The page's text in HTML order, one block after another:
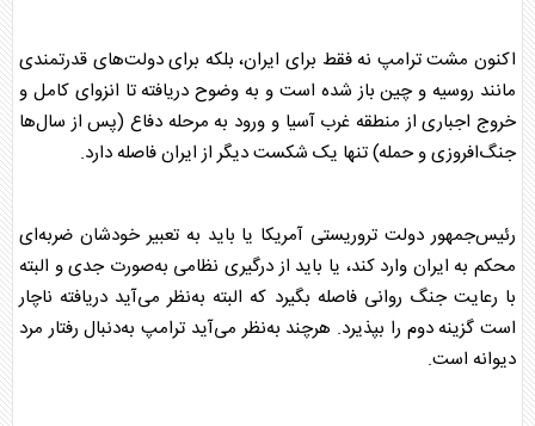
اکنون مشت ترامپ نه فقط برای ایران، بلکه برای دولت‌های قدرتمندی
مانند روسیه و چین باز شده است و به وضوح دریافته تا انزوای کامل و
خروج اجباری از منطقه غرب آسیا و ورود به مرحله دفاع (پس از سال‌ها
جنگ‌افروزی و حمله) تنها یک شکست دیگر از ایران فاصله دارد.
رئیس‌جمهور دولت تروریستی آمریکا یا باید به تعبیر خودشان ضربه‌ای
محکم به ایران وارد کند، یا باید از درگیری نظامی به‌صورت جدی و البته
با رعایت جنگ روانی فاصله بگیرد که البته به‌نظر می‌آید دریافته ناچار
است گزینه دوم را بپذیرد. هرچند به‌نظر می‌آید ترامپ به‌دنبال رفتار مرد
دیوانه است.